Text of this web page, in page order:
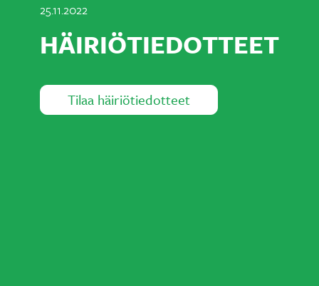
25.11.2022
HÄIRIÖTIEDOTTEET
Tilaa häiriötiedotteet